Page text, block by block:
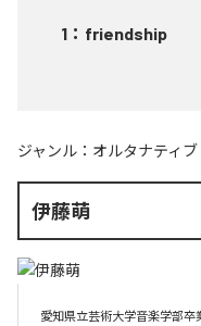
1 ： friendship
ジャンル： オルタナティブ
伊藤萌
愛知県立芸術大学音楽学部卒